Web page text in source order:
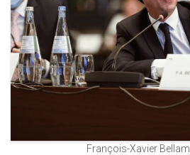
François-Xavier